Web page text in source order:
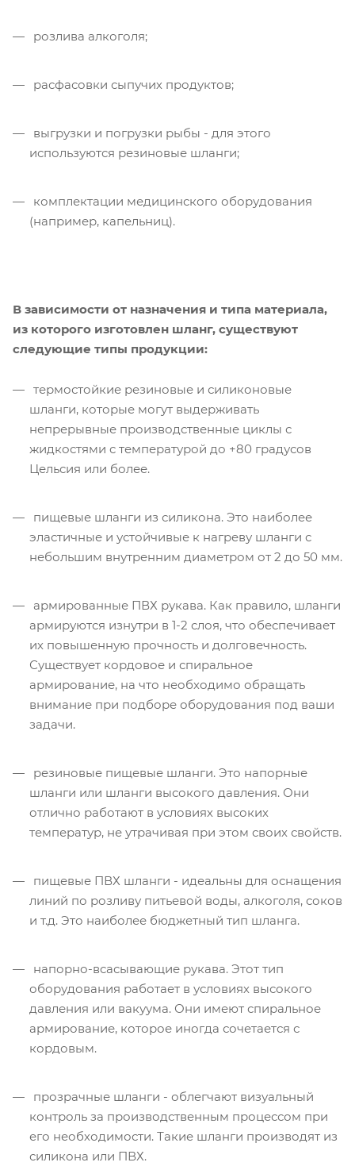
розлива алкоголя;
расфасовки сыпучих продуктов;
выгрузки и погрузки рыбы - для этого
используются резиновые шланги;
комплектации медицинского оборудования
(например, капельниц).
В зависимости от назначения и типа материала,
из которого изготовлен шланг, существуют
следующие типы продукции:
термостойкие резиновые и силиконовые
шланги, которые могут выдерживать
непрерывные производственные циклы с
жидкостями с температурой до +80 градусов
Цельсия или более.
пищевые шланги из силикона. Это наиболее
эластичные и устойчивые к нагреву шланги с
небольшим внутренним диаметром от 2 до 50 мм.
армированные ПВХ рукава. Как правило, шланги
армируются изнутри в 1-2 слоя, что обеспечивает
их повышенную прочность и долговечность.
Существует кордовое и спиральное
армирование, на что необходимо обращать
внимание при подборе оборудования под ваши
задачи.
резиновые пищевые шланги. Это напорные
шланги или шланги высокого давления. Они
отлично работают в условиях высоких
температур, не утрачивая при этом своих свойств.
пищевые ПВХ шланги - идеальны для оснащения
линий по розливу питьевой воды, алкоголя, соков
и т.д. Это наиболее бюджетный тип шланга.
напорно-всасывающие рукава. Этот тип
оборудования работает в условиях высокого
давления или вакуума. Они имеют спиральное
армирование, которое иногда сочетается с
кордовым.
прозрачные шланги - облегчают визуальный
контроль за производственным процессом при
его необходимости. Такие шланги производят из
силикона или ПВХ.